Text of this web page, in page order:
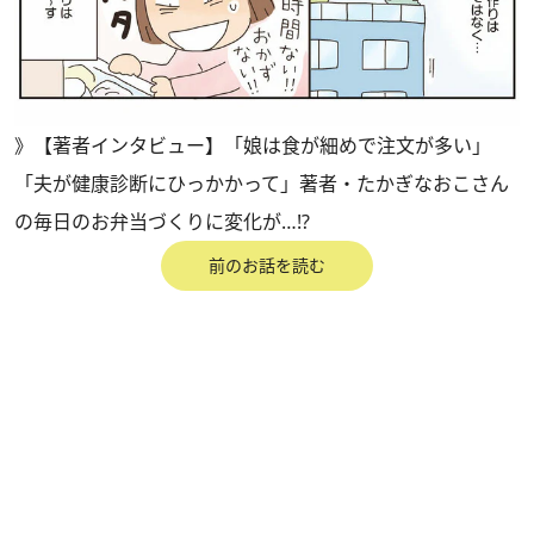
》
【著者インタビュー】「娘は食が細めで注文が多い」
「夫が健康診断にひっかかって」著者・たかぎなおこさん
の毎日のお弁当づくりに変化が…!?
前のお話を読む